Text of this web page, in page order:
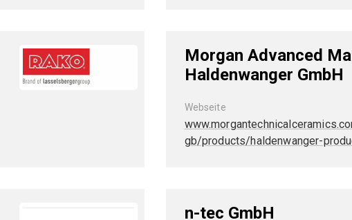
Morgan Advanced
Haldenwanger GmbH
Webseite
gb/products/haldenwanger-
n-tec GmbH